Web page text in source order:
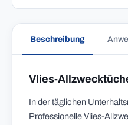
Beschreibung
Vlies-
In der täglichen
Professionelle Vlies-